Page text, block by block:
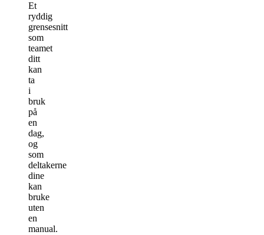
Et
ryddig
grensesnitt
som
teamet
ditt
kan
ta
i
bruk
på
en
dag,
og
som
deltakerne
dine
kan
bruke
uten
en
manual.